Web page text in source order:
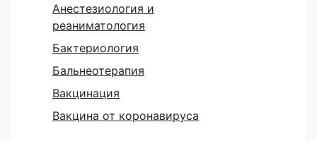
Анестезиология и
реаниматология
Бактериология
Бальнеотерапия
Вакцинация
Вакцина от коронавируса